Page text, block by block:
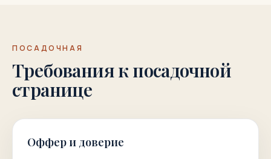
ПОСАДОЧНАЯ
Требования к посадочной
странице
Оффер и доверие